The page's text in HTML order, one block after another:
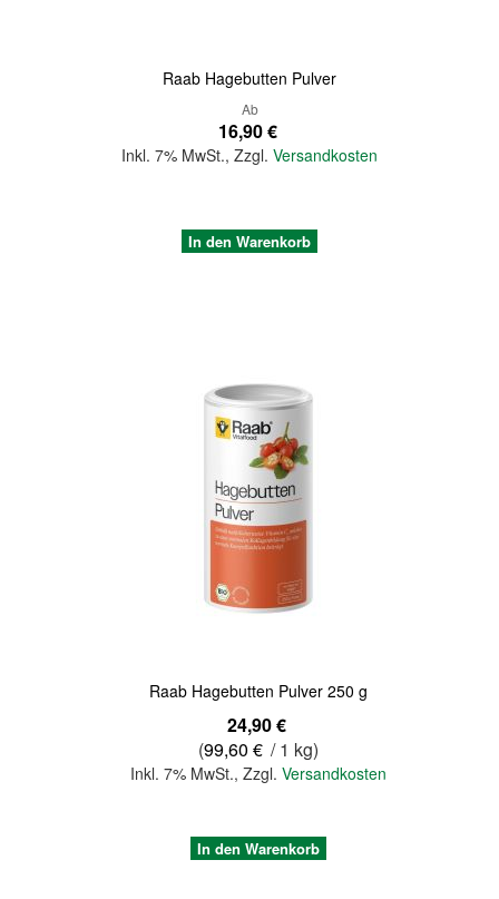
Raab Hagebutten Pulver
Ab
16,90 €
Inkl. 7% MwSt., Zzgl. Versandkosten
In den Warenkorb
Raab Hagebutten Pulver 250 g
24,90 €
(99,60 € / 1 kg)
Inkl. 7% MwSt.,Zzgl.Versandkosten
In den Warenkorb